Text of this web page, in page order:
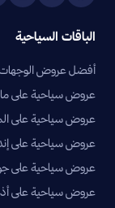
الباقات السياحية
أفضل عروض
عروض سياحية على
عروض سياحية على
عروض سياحية على
عروض سياحية على
عروض سياحية على